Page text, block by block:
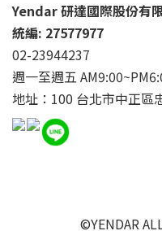
Yendar 研達國際股份有
統編: 27577977
02-23944237
週一至週五
地址：100 台北市中正區
©YENDAR